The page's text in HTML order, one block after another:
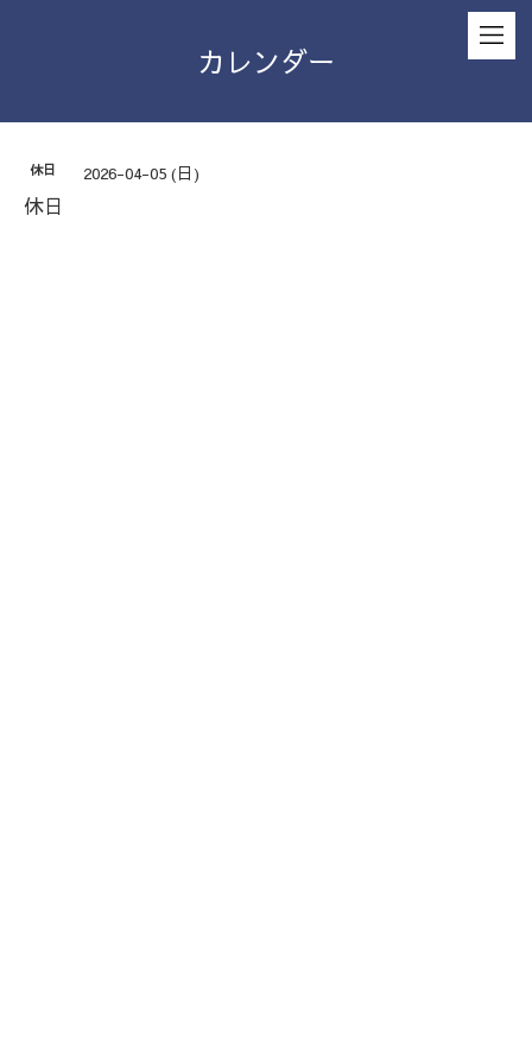
カレンダー
休日 2026-04-05 (日)
休日